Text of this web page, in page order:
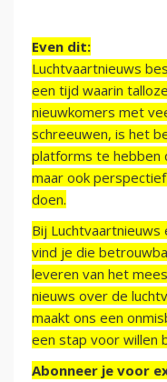
Even dit:
Luchtvaartnieuws
een tijd waarin
nieuwkomers met
schreeuwen, is het
platforms te hebben
maar ook
doen.
Bij
vind je die
leveren van het
nieuws over de
maakt ons een
een stap voor willen
Abonneer je voor